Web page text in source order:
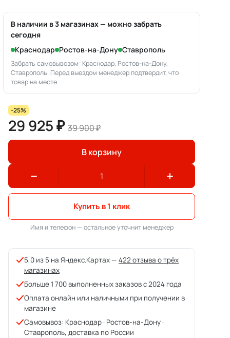
В наличии в 3 магазинах — можно забрать
сегодня
Краснодар Ростов-на-Дону Ставрополь
Забрать самовывозом: Краснодар, Ростов-на-Дону,
Ставрополь. Перед выездом менеджер подтвердит, что
товар на месте.
-25%
29 925 ₽ 39 900 ₽
В корзину
Купить в 1 клик
Имя и телефон — остальное уточнит менеджер
5,0 из 5 на Яндекс.Картах — 422 отзыва о трёх
магазинах
Больше 1 700 выполненных заказов с 2024 года
Оплата онлайн или наличными при получении в
магазине
Самовывоз: Краснодар · Ростов-на-Дону ·
Ставрополь, доставка по России